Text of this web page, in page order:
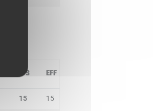
PTS EFF
15 15